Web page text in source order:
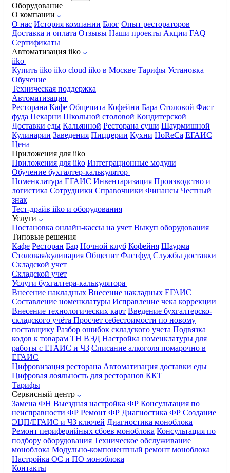
Оборудование
О компании
О нас История компании Блог Опыт рестораторов
Доставка и оплата Отзывы Наши проекты Акции FAQ
Сертификаты
Автоматизация iiko
iiko
Купить iiko iiko cloud iiko в Москве Тарифы Установка
Обучение
Техническая поддержка
Автоматизация
Ресторана Кафе Общепита Кофейни Бара Столовой Фаст
фуда Пекарни Школьной столовой Кондитерской
Доставки еды Кальянной Ресторана суши Шаурмишной
Кулинарии Заведения Пиццерии Кухни HoReCa ЕГАИС
Цена
Приложения для iiko
Приложения для iiko Интеграционные модули
Обучение бухгалтер-калькулятор
Номенклатура ЕГАИС Инвентаризация Производство и
логистика Сотрудники Справочники Финансы Честный
знак
Тест-драйв iiko и оборудования
Услуги
Постановка онлайн-кассы на учет Выкуп оборудования
Типовые решения
Кафе Ресторан Бар Ночной клуб Кофейня Шаурма
Столовая/кулинария Общепит Фастфуд Службы доставки
Складской учет
Складской учет
Услуги бухгалтера-калькулятора
Внесение накладных Внесение накладных ЕГАИС
Составление номенклатуры Исправление чека коррекции
Внесение технологических карт Введение бухгалтерско-
складского учёта Просчет себестоимости по новому
поставщику Разбор ошибок складского учета Подвязка
кодов к товарам ТН ВЭД Настройка номенклатуры для
работы с ЕГАИС и ЧЗ Списание алкоголя помарочно в
ЕГАИС
Цифровизация ресторана Автоматизация доставки еды
Цифровая лояльность для ресторанов ККТ
Тарифы
Сервисный центр
Замена ФН Выездная настройка ФР Консультация по
неисправности ФР Ремонт ФР Диагностика ФР Создание
ЭЦП/ЕГАИС и ЧЗ ключей Диагностика моноблока
Ремонт периферийных сбоев моноблока Консультация по
подбору оборудования Техническое обслуживание
моноблока Модульно-компонентный ремонт моноблока
Настройка ОС и ПО моноблока
Контакты